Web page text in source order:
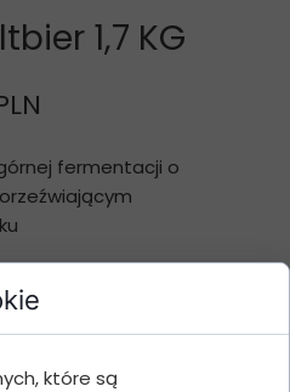
koszyka
fermentacji o
1,7 KG
które są